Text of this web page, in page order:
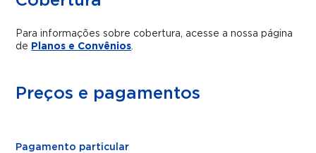
Para informações sobre cobertura, acesse a nossa página
de Planos e Convênios.
Preços e pagamentos
Pagamento particular